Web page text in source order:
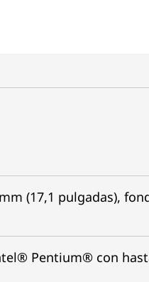
(17,1 pulgadas),
Pentium® con